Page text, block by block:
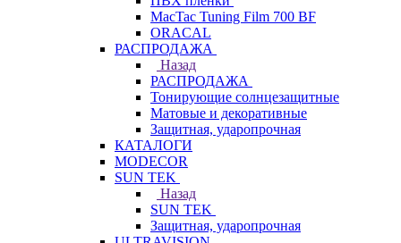
MacTac Tuning Film 700 BF
ORACAL
РАСПРОДАЖА
Назад
РАСПРОДАЖА
Тонирующие солнцезащитные
Матовые и декоративные
Защитная, ударопрочная
КАТАЛОГИ
MODECOR
SUN TEK
Назад
SUN TEK
Защитная, ударопрочная